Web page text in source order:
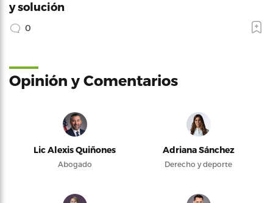
y solución
0
Opinión y Comentarios
Lic Alexis Quiñones
Abogado
Adriana Sánchez
Derecho y deporte